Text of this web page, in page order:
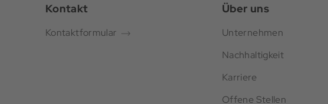
Kontakt
Kontaktformular
Über uns
Unternehmen
Nachhaltigkeit
Karriere
Offene Stellen